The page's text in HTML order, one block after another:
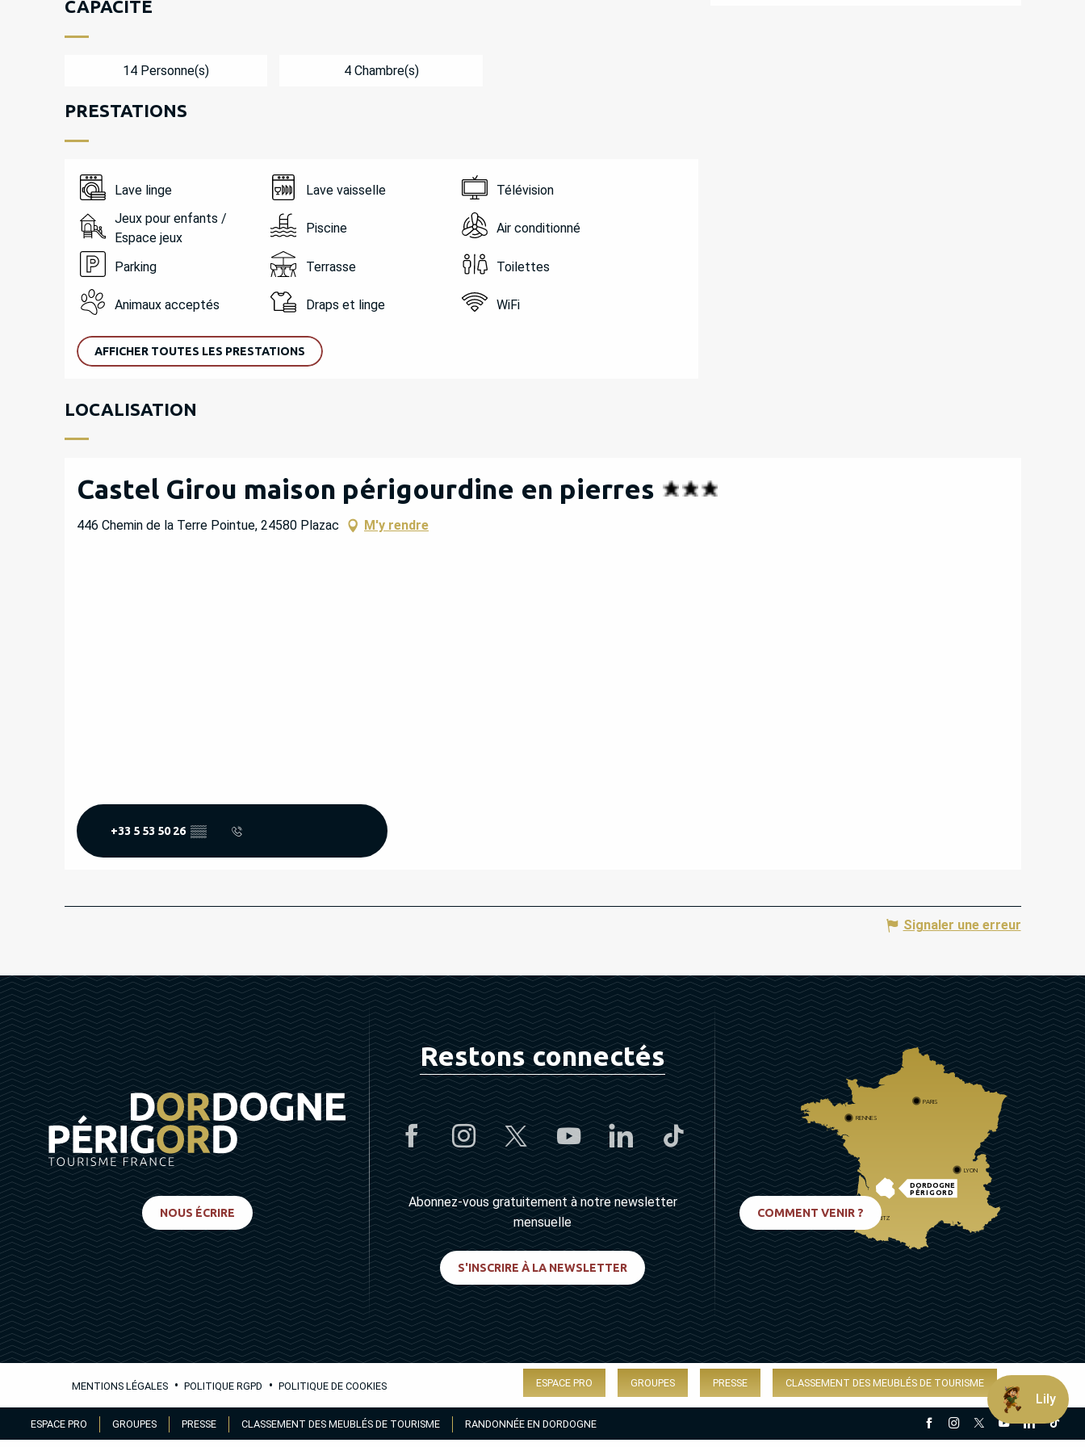
au
ESPACE PRO GROUPES PRESSE CLASSEMENT DES MEUBLÉS DE TOURISME RANDONNÉE EN DORDOGNE
CAPACITÉ
14 Personne(s) 4 Chambre(s)
PRESTATIONS
Lave linge Lave vaisselle
Télévision
Jeux pour enfants /
Espace jeux
Piscine Air conditionné
Parking Terrasse Toilettes
Animaux acceptés Draps et linge WiFi
AFFICHER TOUTES LES PRESTATIONS
LOCALISATION
Castel Girou maison périgourdine en pierres
446 Chemin de la Terre Pointue, 24580 Plazac M'y rendre
+33 5 53 50 26 ▒▒
Signaler une erreur
NOUS ÉCRIRE
Restons connectés
Abonnez-vous gratuitement à notre newsletter
mensuelle
S'INSCRIRE À LA NEWSLETTER
DORDOGNE
PÉRIGORD
PARIS
RENNES
LYON
BIARRITZ
COMMENT VENIR ?
MENTIONS LÉGALES • POLITIQUE RGPD • POLITIQUE DE COOKIES ESPACE PRO GROUPES PRESSE CLASSEMENT DES MEUBLÉS DE TOURISME
Lily